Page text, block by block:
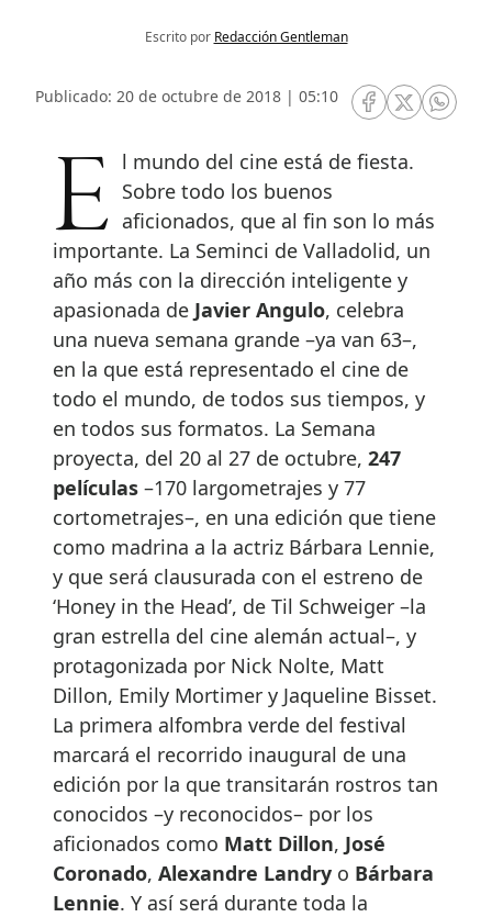
Escrito por Redacción Gentleman
Publicado: 20 de octubre de 2018 | 05:10
RRSS Facebook
RRSSRRSS
El mundo del cine está de fiesta. Sobre todo los buenos
aficionados, que al fin son lo más
importante. La Seminci de Valladolid, un
año más con la dirección inteligente y
apasionada de Javier Angulo, celebra
una nueva semana grande –ya van 63–,
en la que está representado el cine de
todo el mundo, de todos sus tiempos, y
en todos sus formatos. La Semana
proyecta, del 20 al 27 de octubre, 247
películas –170 largometrajes y 77
cortometrajes–, en una edición que tiene
como madrina a la actriz Bárbara Lennie,
y que será clausurada con el estreno de
‘Honey in the Head’, de Til Schweiger –la
gran estrella del cine alemán actual–, y
protagonizada por Nick Nolte, Matt
Dillon, Emily Mortimer y Jaqueline Bisset.
La primera alfombra verde del festival
marcará el recorrido inaugural de una
edición por la que transitarán rostros tan
conocidos –y reconocidos– por los
aficionados como Matt Dillon, José
Coronado, Alexandre Landry o Bárbara
Lennie. Y así será durante toda la